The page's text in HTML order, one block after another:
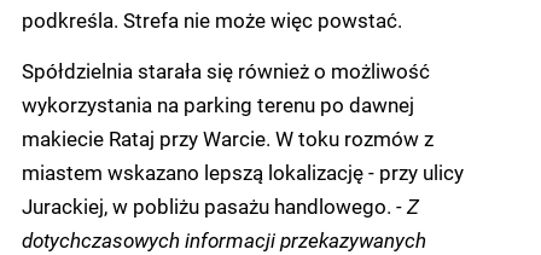
podkreśla. Strefa nie może więc powstać.
Spółdzielnia starała się również o możliwość
wykorzystania na parking terenu po dawnej
makiecie Rataj przy Warcie. W toku rozmów z
miastem wskazano lepszą lokalizację - przy ulicy
Jurackiej, w pobliżu pasażu handlowego. - Z
dotychczasowych informacji przekazywanych